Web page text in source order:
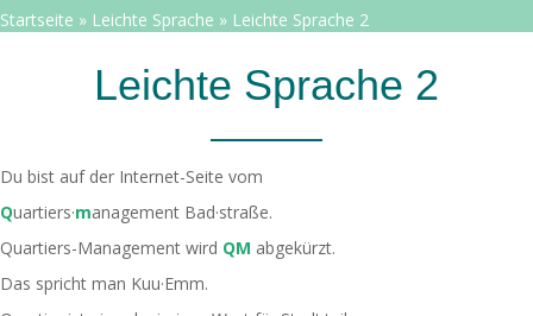
Startseite » Leichte Sprache » Leichte Sprache 2
Leichte Sprache 2
Du bist auf der Internet-Seite vom
Quartiers·management Bad·straße.
Quartiers-Management wird QM abgekürzt.
Das spricht man Kuu·Emm.